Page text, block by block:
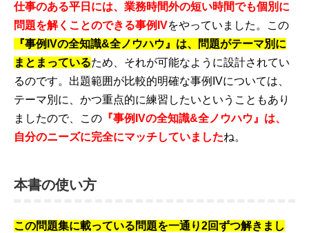
仕事のある平日には、業務時間外の短い時間でも個別に
問題を解くことのできる事例IVをやっていました。この
『事例IVの全知識&全ノウハウ』は、問題がテーマ別に
まとまっているため、それが可能なように設計されてい
るのです。出題範囲が比較的明確な事例IVについては、
テーマ別に、かつ重点的に練習したいということもあり
ましたので、この 『事例IVの全知識&全ノウハウ』は、
自分のニーズに完全にマッチしていましたね。
本書の使い方
この問題集に載っている問題を一通り2回ずつ解きまし